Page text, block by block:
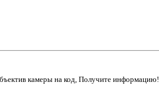
камеры на код, Получите информацию!